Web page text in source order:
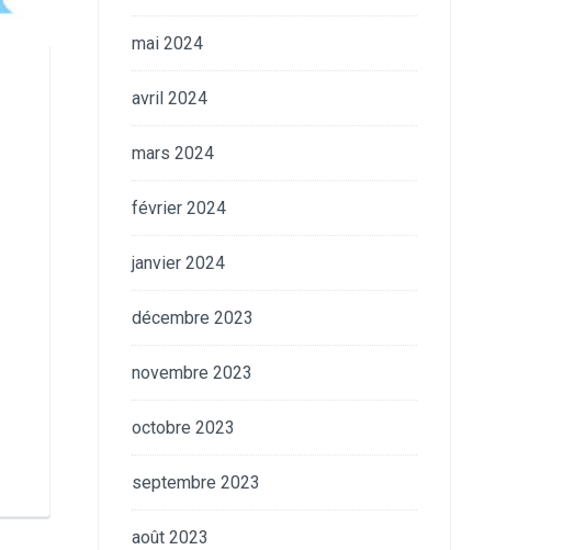
mai 2024
avril 2024
mars 2024
février 2024
janvier 2024
décembre 2023
novembre 2023
octobre 2023
septembre 2023
août 2023